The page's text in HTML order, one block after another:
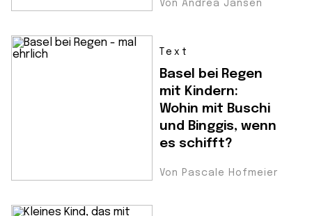
Von Andrea Jansen
Text
Basel bei Regen
mit Kindern:
Wohin mit Buschi
und Binggis, wenn
es schifft?
Von Pascale Hofmeier